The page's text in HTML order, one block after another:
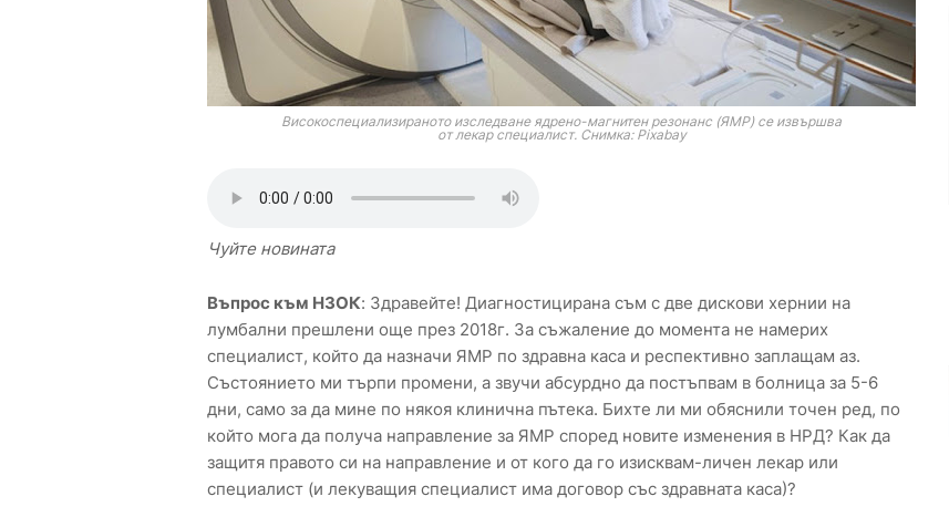
Високоспециализираното изследване ядрено-магнитен резонанс (ЯМР) се извършва
от лекар специалист. Снимка: Pixabay
Чуйте новината
Въпрос към НЗОК: Здравейте! Диагностицирана съм с две дискови хернии на
лумбални прешлени още през 2018г. За съжаление до момента не намерих
специалист, който да назначи ЯМР по здравна каса и респективно заплащам аз.
Състоянието ми търпи промени, а звучи абсурдно да постъпвам в болница за 5-6
дни, само за да мине по някоя клинична пътека. Бихте ли ми обяснили точен ред, по
който мога да получа направление за ЯМР според новите изменения в НРД? Как да
защитя правото си на направление и от кого да го изисквам-личен лекар или
специалист (и лекуващия специалист има договор със здравната каса)?